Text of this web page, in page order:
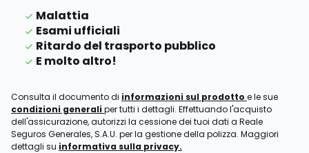
Malattia
Esami ufficiali
Ritardo del trasporto pubblico
E molto altro!
Consulta il documento di informazioni sul prodotto e le sue
condizioni generali per tutti i dettagli. Effettuando l'acquisto
dell'assicurazione, autorizzi la cessione dei tuoi dati a Reale
Seguros Generales, S.A.U. per la gestione della polizza. Maggiori
dettagli su informativa sulla privacy.